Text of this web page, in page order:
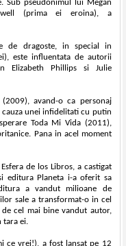
Sub pseudonimul lui Megan
(prima ei eroina), a
de dragoste, in special in
este influentata de autorii
Elizabeth Phillips si Julie
avand-o ca personaj
unei infidelitati cu putin
Toda Mi Vida (2011),
Pana in acel moment
de los Libros, a castigat
editura Planeta i-a oferit sa
a vandut milioane de
sale a transformat-o in cel
cel mai bine vandut autor,
tara ei.
ce vrei!), a fost lansat pe 12